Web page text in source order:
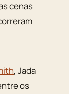
cenas
, Jada
os